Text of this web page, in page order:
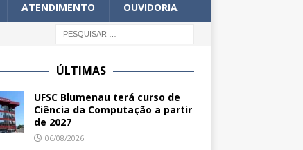
ATENDIMENTO OUVIDORIA
ÚLTIMAS
UFSC Blumenau terá curso de
Ciência da Computação a partir
de 2027
06/08/2026